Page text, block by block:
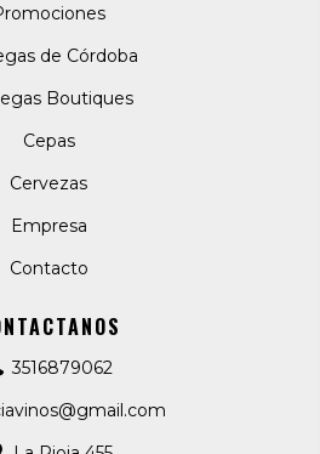
de Córdoba
Boutiques
Cepas
Cervezas
Empresa
Contacto
3516879062